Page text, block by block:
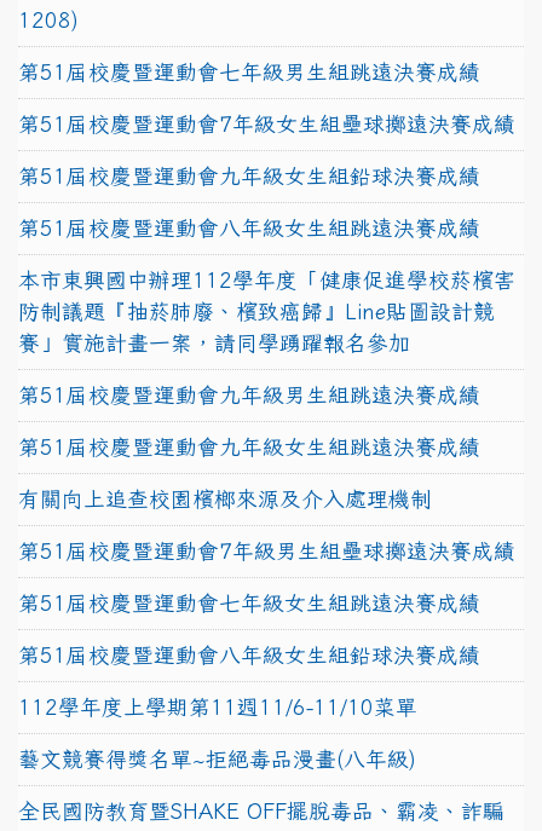
1208)
第51屆校慶暨運動會七年級男生組跳遠決賽成績
第51屆校慶暨運動會7年級女生組壘球擲遠決賽成績
第51屆校慶暨運動會九年級女生組鉛球決賽成績
第51屆校慶暨運動會八年級女生組跳遠決賽成績
本市東興國中辦理112學年度「健康促進學校菸檳害
防制議題『抽菸肺廢、檳致癌歸』Line貼圖設計競
賽」實施計畫一案，請同學踴躍報名參加
第51屆校慶暨運動會九年級男生組跳遠決賽成績
第51屆校慶暨運動會九年級女生組跳遠決賽成績
有關向上追查校園檳榔來源及介入處理機制
第51屆校慶暨運動會7年級男生組壘球擲遠決賽成績
第51屆校慶暨運動會七年級女生組跳遠決賽成績
第51屆校慶暨運動會八年級女生組鉛球決賽成績
112學年度上學期第11週11/6-11/10菜單
藝文競賽得獎名單~拒絕毒品漫畫(八年級)
全民國防教育暨SHAKE OFF擺脫毒品、霸凌、詐騙